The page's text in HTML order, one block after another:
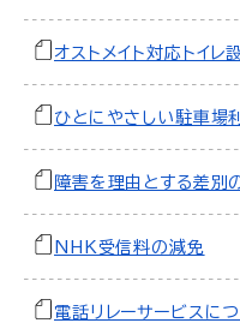
オストメイト対応トイレ
ひとにやさしい駐車場
障害を理由とする差別
NHK受信料の減免
電話リレーサービスに